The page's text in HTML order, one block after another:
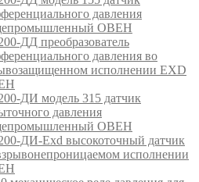
давления
ОВЕН
ДД преобразователь
давления во
исполнении EXD
ДИ модель 315 датчик
давления
ОВЕН
ДИ-Exd высокоточный датчик
исполнении